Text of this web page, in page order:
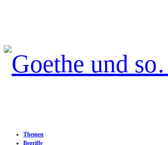
Goethe
so…
Themen
Begriffe